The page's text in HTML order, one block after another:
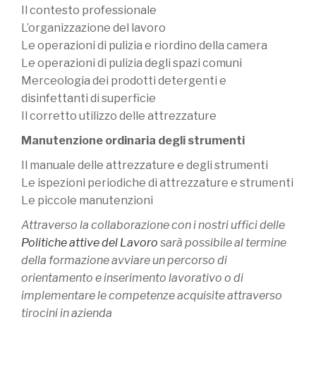
Il contesto professionale
L’organizzazione del lavoro
Le operazioni di pulizia e riordino della camera
Le operazioni di pulizia degli spazi comuni
Merceologia dei prodotti detergenti e
disinfettanti di superficie
Il corretto utilizzo delle attrezzature
Manutenzione ordinaria degli strumenti
Il manuale delle attrezzature e degli strumenti
Le ispezioni periodiche di attrezzature e strumenti
Le piccole manutenzioni
Attraverso la collaborazione con i nostri uffici delle
Politiche attive del Lavoro sarà possibile al termine
della formazione avviare un percorso di
orientamento e inserimento lavorativo o di
implementare le competenze acquisite attraverso
tirocini in azienda